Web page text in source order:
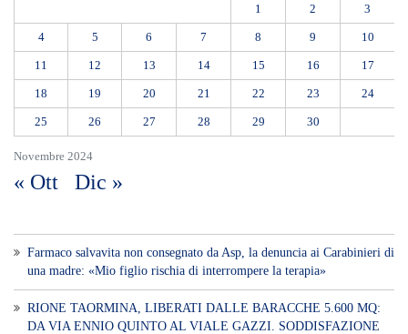
Novembre 2024
1 2 3
4 5 6 7 8 9 10
11 12 13 14 15 16 17
18 19 20 21 22 23 24
25 26 27 28 29 30
« Ott Dic »
Farmaco salvavita non consegnato da Asp, la denuncia ai Carabinieri di
una madre: «Mio figlio rischia di interrompere la terapia»
RIONE TAORMINA, LIBERATI DALLE BARACCHE 5.600 MQ:
DA VIA ENNIO QUINTO AL VIALE GAZZI. SODDISFAZIONE